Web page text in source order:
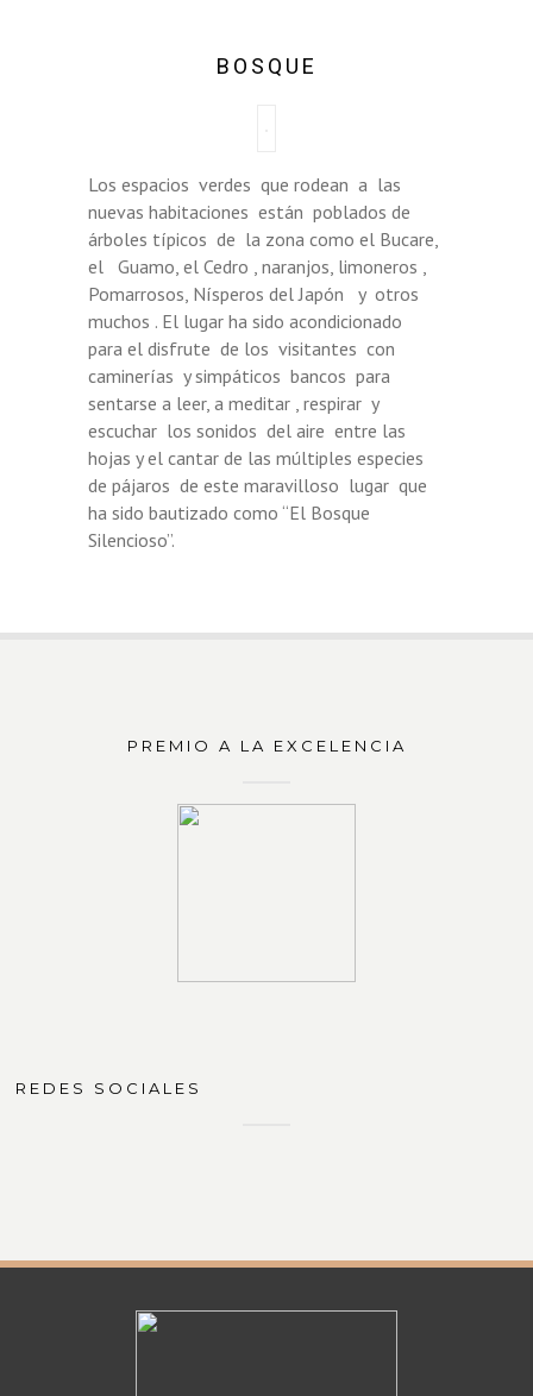
BOSQUE
Los espacios verdes que rodean a las
nuevas habitaciones están poblados de
árboles típicos de la zona como el Bucare,
el Guamo, el Cedro , naranjos, limoneros ,
Pomarrosos, Nísperos del Japón y otros
muchos . El lugar ha sido acondicionado
para el disfrute de los visitantes con
caminerías y simpáticos bancos para
sentarse a leer, a meditar , respirar y
escuchar los sonidos del aire entre las
hojas y el cantar de las múltiples especies
de pájaros de este maravilloso lugar que
ha sido bautizado como “El Bosque
Silencioso”.
PREMIO A LA EXCELENCIA
REDES SOCIALES